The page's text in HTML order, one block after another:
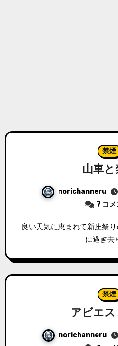
禁煙
山車と
norichanneru
7 コメ
良い天気に恵まれて新庄祭りの３日間があっという間
に過ぎ去
禁煙
アビエ
norichanneru